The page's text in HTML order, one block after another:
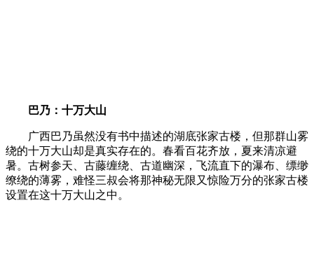
巴乃：十万大山
广西巴乃虽然没有书中描述的湖底张家古楼，但那群山雾
绕的十万大山却是真实存在的。春看百花齐放，夏来清凉避
暑。古树参天、古藤缠绕、古道幽深，飞流直下的瀑布、缥缈
缭绕的薄雾，难怪三叔会将那神秘无限又惊险万分的张家古楼
设置在这十万大山之中。